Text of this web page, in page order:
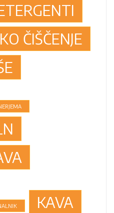
ČIŠČENJE
KAVA